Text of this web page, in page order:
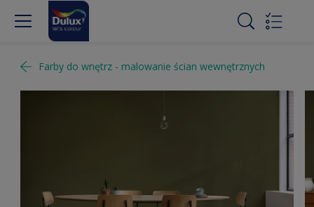
Farby do wnętrz - malowanie ścian wewnętrznych